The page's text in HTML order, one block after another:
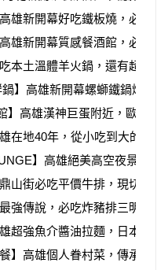
雄新開幕好吃鐵板燒，必點
雄新開幕質感餐酒館，必吃
吃本土溫體羊火鍋，還有超強
鍋】高雄新開幕螺螄鐵鍋燉，
】高雄漢神巨蛋附近，歐洲主
在地40年，從小吃到大的平
】高雄絕美高空夜景餐酒
山街必吃平價牛排，現切安
強傳說，必吃炸豬排三明治
超強魚介醬油拉麵，日本老
餐】高雄個人眷村菜，傳承江